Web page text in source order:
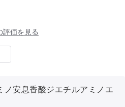
評価を見る
ノ安息香酸ジエチルアミノエ